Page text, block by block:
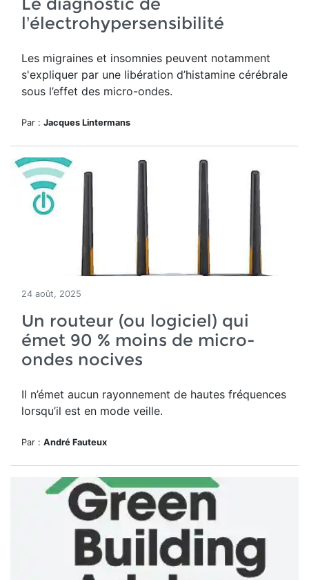
l’électrohypersensibilité
Les migraines et insomnies peuvent notamment
s'expliquer par une libération d’histamine cérébrale
sous l’effet des micro-ondes.
Par : Jacques Lintermans
24 août, 2025
Un routeur (ou logiciel) qui
émet 90 % moins de micro-
ondes nocives
Il n’émet aucun rayonnement de hautes fréquences
lorsqu’il est en mode veille.
Par : André Fauteux